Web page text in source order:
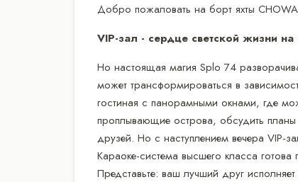
Добро пожаловать на борт яхты
VIP-зал - сердце светской жизни на
Но настоящая магия Splo 74
может трансформироваться в
гостиная с панорамными окнами, где
проплывающие острова, обсудить
друзей. Но с наступлением вечера VIP-
Караоке-система высшего класса
Представьте: ваш лучший друг